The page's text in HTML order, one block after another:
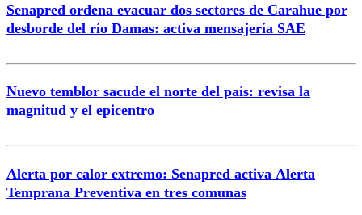
Correo
Senapred ordena evacuar dos sectores de Carahue por
desborde del río Damas: activa mensajería SAE
Nuevo temblor sacude el norte del país: revisa la
magnitud y el epicentro
Alerta por calor extremo: Senapred activa Alerta
Temprana Preventiva en tres comunas